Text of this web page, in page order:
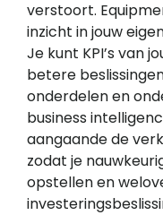
verstoort.
inzicht in jouw
Je kunt KPI’s van
betere
onderdelen en
business
aangaande de
zodat je
opstellen en